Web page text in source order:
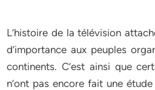
L’histoire de la télévision
d’importance aux peuples
continents. C’est ainsi que
n’ont pas encore fait une